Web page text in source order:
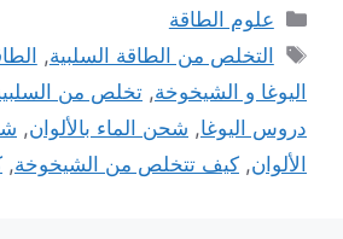
التصنيفات
علوم الطاقة
الوسوم
التخلص من الطاقة السلبية,
اليوغا و الشيخوخة, تخلص من
دروس اليوغا, شحن الماء بالألوان,
الألوان, كيف تتخلص من الشيخوخة,